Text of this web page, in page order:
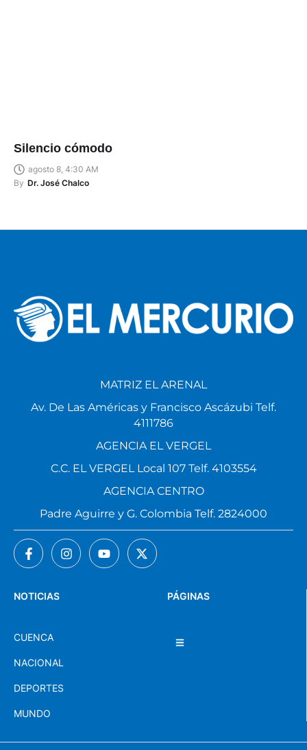
Silencio cómodo
agosto 8, 4:30 AM
By Dr. José Chalco
PÁGINAS
NOTICIAS
CUENCA
NACIONAL
DEPORTES
MUNDO
MATRIZ EL ARENAL
Av. De Las Américas y Francisco Ascázubi Telf.
4111786
AGENCIA EL VERGEL
C.C. EL VERGEL Local 107 Telf. 4103554
AGENCIA CENTRO
Padre Aguirre y G. Colombia Telf. 2824000